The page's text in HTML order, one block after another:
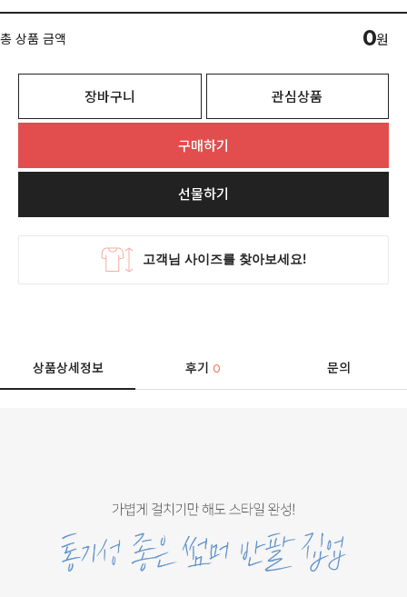
총 상품 금액 0원
장바구니 관심상품
구매하기
선물하기
상품상세정보 후기0 문의